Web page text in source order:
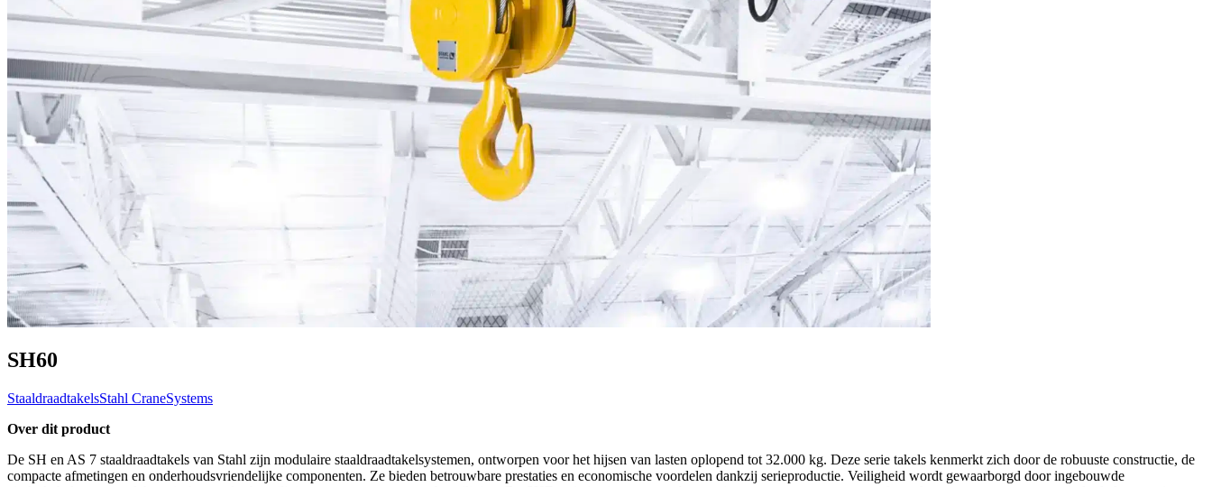
SH60
StaaldraadtakelsStahl CraneSystems
Over dit product
De SH en AS 7 staaldraadtakels van Stahl zijn modulaire staaldraadtakelsystemen, ontworpen voor het hijsen van lasten oplopend tot 32.000 kg. Deze serie takels kenmerkt zich door de robuuste constructie, de
compacte afmetingen en onderhoudsvriendelijke componenten. Ze bieden betrouwbare prestaties en economische voordelen dankzij serieproductie. Veiligheid wordt gewaarborgd door ingebouwde